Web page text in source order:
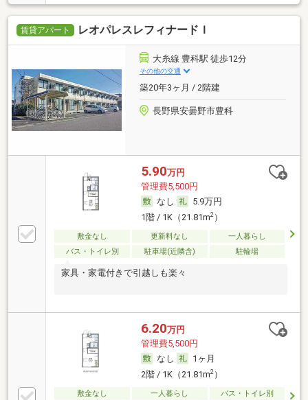
賃貸アパート レオパレスレフィナードＩ
大糸線 豊科駅 徒歩12分
その他の交通
築20年3ヶ月 / 2階建
長野県安曇野市豊科
5.90万円
管理費5,500円
なし
5.9万円
1階 / 1K（21.81m2）
敷金なし 更新料なし
一人暮らし
バス・トイレ別
駐車場(近隣含) 駐輪場
家具・家電付きで引越しも楽々
6.20万円
管理費5,500円
なし
1ヶ月
2階 / 1K（21.81m2）
敷金なし 一人暮らし バス・トイレ別